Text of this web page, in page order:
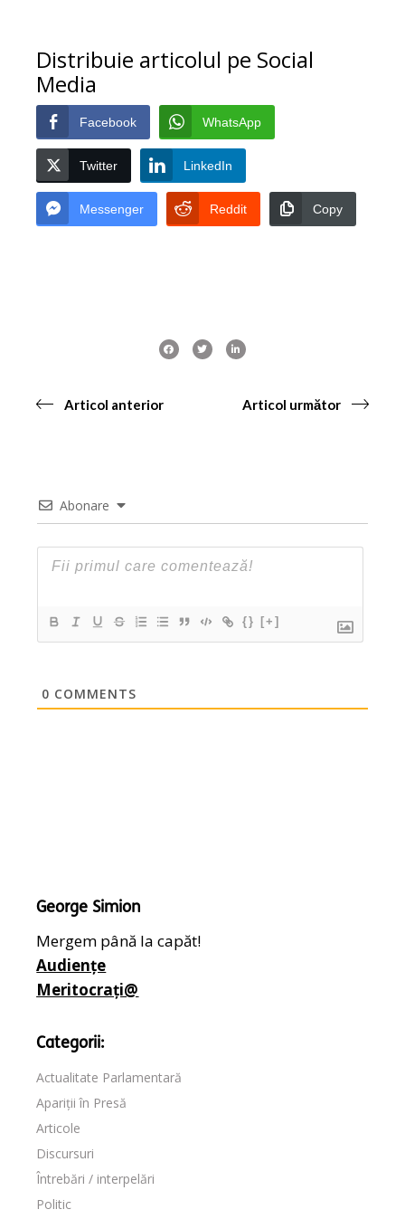
Distribuie articolul pe Social
Media
Facebook WhatsApp
Twitter LinkedIn
Messenger Reddit Copy
Articol anterior Articol următor
Abonare
{} [+]
0 COMMENTS
George Simion
Mergem până la capăt!
Audiențe
Meritocrați@
Categorii:
Actualitate Parlamentară
Apariții în Presă
Articole
Discursuri
Întrebări / interpelări
Politic